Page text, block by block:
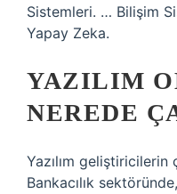
Sistemleri. … Bilişim
Yapay Zeka.
YAZILIM
NEREDE
Yazılım geliştiricilerin
Bankacılık